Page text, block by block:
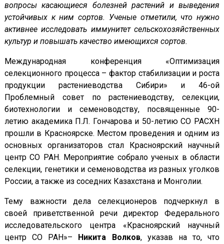
вопросы касающиеся болезней растений и выведения
устойчивых к ним сортов. Ученые отметили, что нужно
активнее исследовать иммунитет сельскохозяйственных
культур и повышать качество имеющихся сортов.
Международная конференция «Оптимизация
селекционного процесса – фактор стабилизации и роста
продукции растениеводства Сибири» и 46-ой
Проблемный совет по растениеводству, селекции,
биотехнологии и семеноводству, посвященные 90-
летию академика П.Л. Гончарова и 50-летию СО РАСХН
прошли в Красноярске. Местом проведения и одним из
основных организаторов стал Красноярский научный
центр СО РАН. Мероприятие собрало ученых в области
селекции, генетики и семеноводства из разных уголков
России, а также из соседних Казахстана и Монголии.
Тему важности дела селекционеров подчеркнул в
своей приветственной речи директор Федерального
исследовательского центра «Красноярский научный
центр СО РАН»–
Никита Волков, указав на то, что